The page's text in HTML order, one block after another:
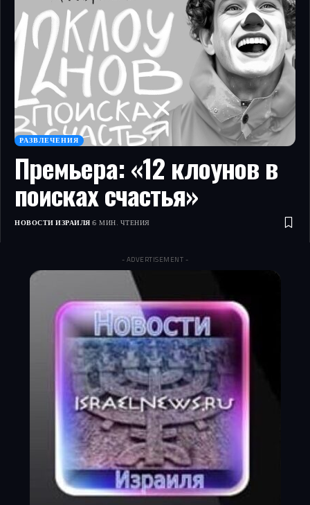
РАЗВЛЕЧЕНИЯ
Премьера: «12 клоунов в
поисках счастья»
НОВОСТИ ИЗРАИЛЯ 6 МИН. ЧТЕНИЯ
- ADVERTISEMENT -